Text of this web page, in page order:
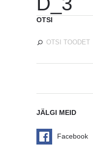
OTSI
JÄLGI MEID
Facebook